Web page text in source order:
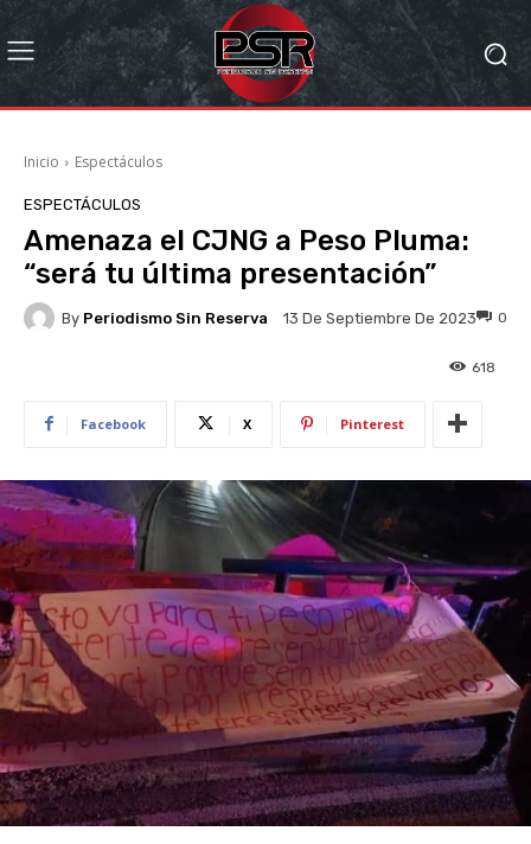
Inicio Espectáculos
ESPECTÁCULOS
Amenaza el CJNG a Peso Pluma:
“será tu última presentación”
By Periodismo Sin Reserva 13 De Septiembre De 2023 0
618
Facebook X Pinterest